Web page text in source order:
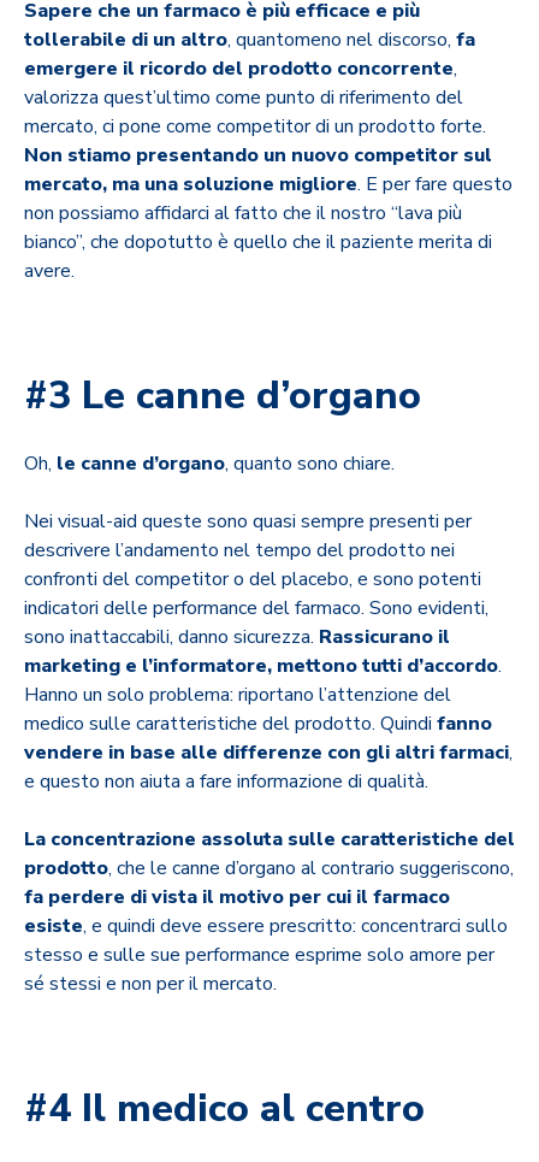
Sapere che un farmaco è più efficace e più
tollerabile di un altro, quantomeno nel discorso, fa
emergere il ricordo del prodotto concorrente,
valorizza quest’ultimo come punto di riferimento del
mercato, ci pone come competitor di un prodotto forte.
Non stiamo presentando un nuovo competitor sul
mercato, ma una soluzione migliore. E per fare questo
non possiamo affidarci al fatto che il nostro “lava più
bianco”, che dopotutto è quello che il paziente merita di
avere.
#3 Le canne d’organo
Oh, le canne d’organo, quanto sono chiare.
Nei visual-aid queste sono quasi sempre presenti per
descrivere l’andamento nel tempo del prodotto nei
confronti del competitor o del placebo, e sono potenti
indicatori delle performance del farmaco. Sono evidenti,
sono inattaccabili, danno sicurezza. Rassicurano il
marketing e l’informatore, mettono tutti d’accordo.
Hanno un solo problema: riportano l’attenzione del
medico sulle caratteristiche del prodotto. Quindi fanno
vendere in base alle differenze con gli altri farmaci,
e questo non aiuta a fare informazione di qualità.
La concentrazione assoluta sulle caratteristiche del
prodotto, che le canne d’organo al contrario suggeriscono,
fa perdere di vista il motivo per cui il farmaco
esiste, e quindi deve essere prescritto: concentrarci sullo
stesso e sulle sue performance esprime solo amore per
sé stessi e non per il mercato.
#4 Il medico al centro